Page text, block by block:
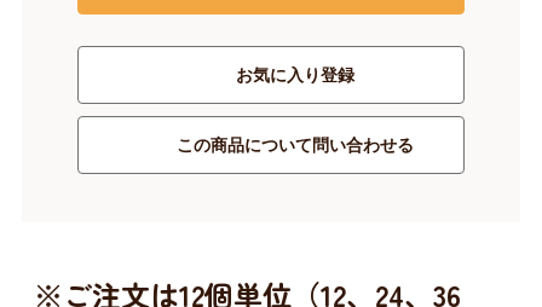
お気に入り登録
この商品について問い合わせる
※ご注文は12個単位（12、24、36